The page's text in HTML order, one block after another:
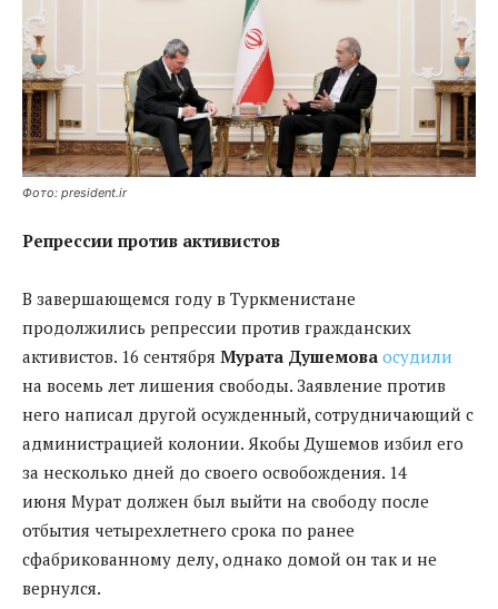
Фото: president.ir
Репрессии против активистов
В завершающемся году в Туркменистане
продолжились репрессии против гражданских
активистов. 16 сентября Мурата Душемова осудили
на восемь лет лишения свободы. Заявление против
него написал другой осужденный, сотрудничающий с
администрацией колонии. Якобы Душемов избил его
за несколько дней до своего освобождения. 14
июня Мурат должен был выйти на свободу после
отбытия четырехлетнего срока по ранее
сфабрикованному делу, однако домой он так и не
вернулся.